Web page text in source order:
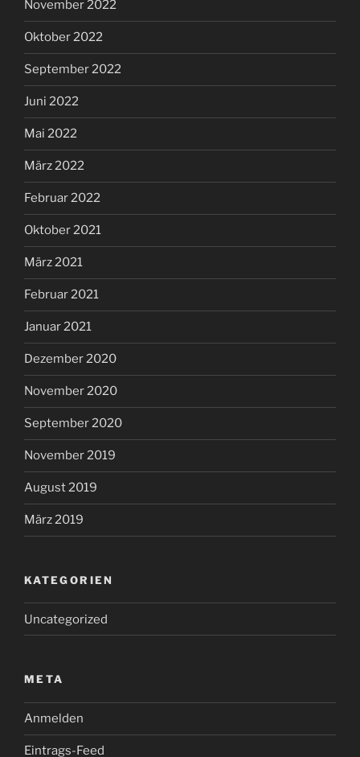
November 2022
Oktober 2022
September 2022
Juni 2022
Mai 2022
März 2022
Februar 2022
Oktober 2021
März 2021
Februar 2021
Januar 2021
Dezember 2020
November 2020
September 2020
November 2019
August 2019
März 2019
KATEGORIEN
Uncategorized
META
Anmelden
Eintrags-Feed